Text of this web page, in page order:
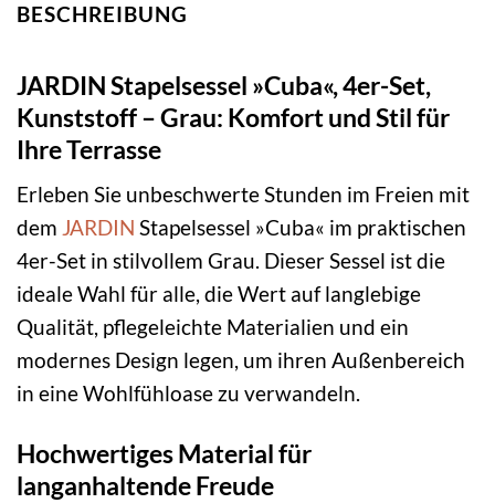
BESCHREIBUNG
JARDIN Stapelsessel »Cuba«, 4er-Set,
Kunststoff – Grau: Komfort und Stil für
Ihre Terrasse
Erleben Sie unbeschwerte Stunden im Freien mit
dem JARDIN Stapelsessel »Cuba« im praktischen
4er-Set in stilvollem Grau. Dieser Sessel ist die
ideale Wahl für alle, die Wert auf langlebige
Qualität, pflegeleichte Materialien und ein
modernes Design legen, um ihren Außenbereich
in eine Wohlfühloase zu verwandeln.
Hochwertiges Material für
langanhaltende Freude